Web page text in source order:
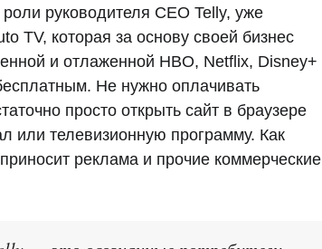
руководителя CEO Telly, уже
TV, которая за основу своей бизнес
и отлаженной HBO, Netflix, Disney+
Не нужно оплачивать
просто открыть сайт в браузере
или телевизионную программу. Как
реклама и прочие коммерческие